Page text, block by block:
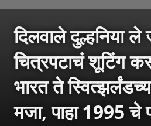
दिलवाले दुल्हनिया ले
चित्रपटाचं शूटिंग
भारत ते
मजा, पाहा 1995 चे